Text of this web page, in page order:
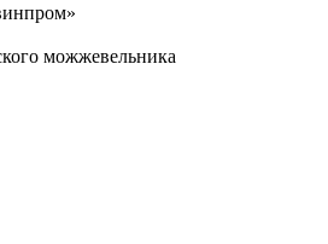
можжевельника